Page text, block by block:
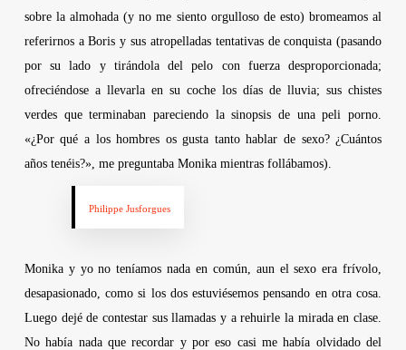
sobre la almohada (y no me siento orgulloso de esto) bromeamos al
referirnos a Boris y sus atropelladas tentativas de conquista (pasando
por su lado y tirándola del pelo con fuerza desproporcionada;
ofreciéndose a llevarla en su coche los días de lluvia; sus chistes
verdes que terminaban pareciendo la sinopsis de una peli porno.
«¿Por qué a los hombres os gusta tanto hablar de sexo? ¿Cuántos
años tenéis?», me preguntaba Monika mientras follábamos).
Philippe Jusforgues
Monika y yo no teníamos nada en común, aun el sexo era frívolo,
desapasionado, como si los dos estuviésemos pensando en otra cosa.
Luego dejé de contestar sus llamadas y a rehuirle la mirada en clase.
No había nada que recordar y por eso casi me había olvidado del